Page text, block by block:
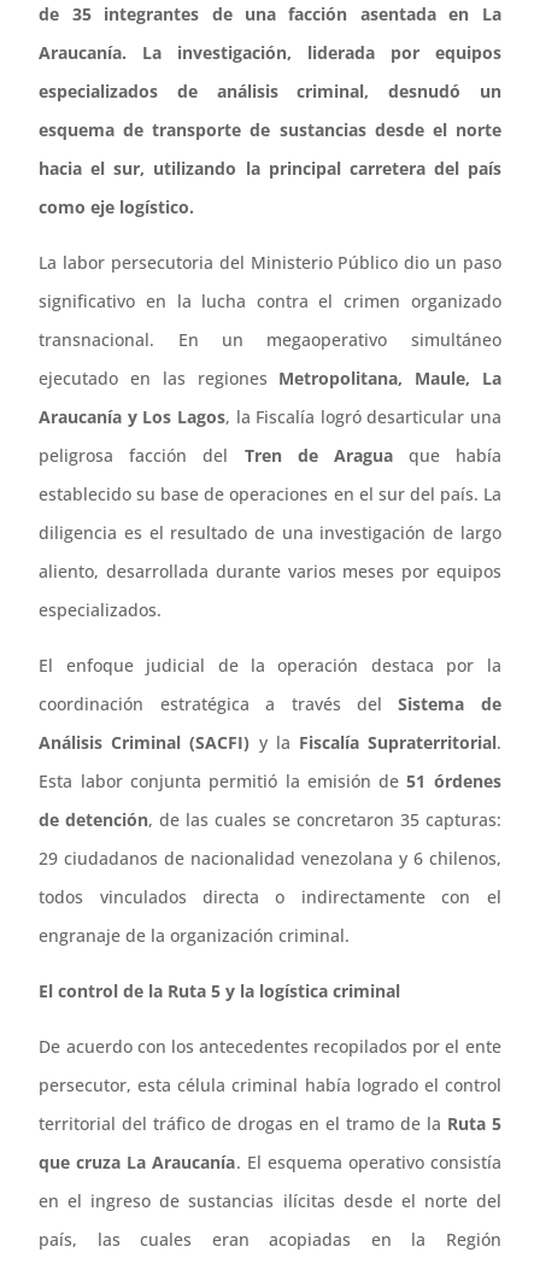
de 35 integrantes de una facción asentada en La
Araucanía. La investigación, liderada por equipos
especializados de análisis criminal, desnudó un
esquema de transporte de sustancias desde el norte
hacia el sur, utilizando la principal carretera del país
como eje logístico.
La labor persecutoria del Ministerio Público dio un paso
significativo en la lucha contra el crimen organizado
transnacional. En un megaoperativo simultáneo
ejecutado en las regiones Metropolitana, Maule, La
Araucanía y Los Lagos, la Fiscalía logró desarticular una
peligrosa facción del Tren de Araguaque había
establecido su base de operaciones en el sur del país. La
diligencia es el resultado de una investigación de largo
aliento, desarrollada durante varios meses por equipos
especializados.
El enfoque judicial de la operación destaca por la
coordinación estratégica a través delSistema de
Análisis Criminal (SACFI) y la Fiscalía Supraterritorial.
Esta labor conjunta permitió la emisión de51 órdenes
de detención, de las cuales se concretaron 35 capturas:
29 ciudadanos de nacionalidad venezolana y 6 chilenos,
todos vinculados directa o indirectamente con el
engranaje de la organización criminal.
El control de la Ruta 5 y la logística criminal
De acuerdo con los antecedentes recopilados por el ente
persecutor, esta célula criminal había logrado el control
territorial del tráfico de drogas en el tramo de la Ruta 5
que cruza La Araucanía. El esquema operativo consistía
en el ingreso de sustancias ilícitas desde el norte del
país, las cuales eran acopiadas en la Región